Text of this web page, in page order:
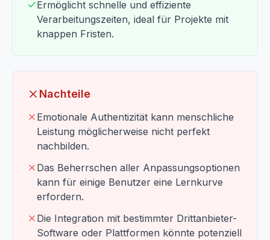
Ermöglicht schnelle und effiziente
Verarbeitungszeiten, ideal für Projekte mit
knappen Fristen.
Nachteile
Emotionale Authentizität kann menschliche
Leistung möglicherweise nicht perfekt
nachbilden.
Das Beherrschen aller Anpassungsoptionen
kann für einige Benutzer eine Lernkurve
erfordern.
Die Integration mit bestimmter Drittanbieter-
Software oder Plattformen könnte potenziell